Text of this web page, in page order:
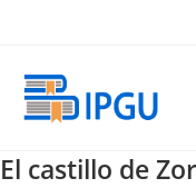
El castillo de